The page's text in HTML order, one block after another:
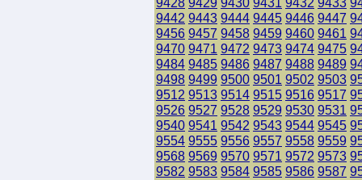
9442 9443 9444 9445 9446 9447
9456 9457 9458 9459 9460 9461
9470 9471 9472 9473 9474 9475
9484 9485 9486 9487 9488 9489
9498 9499 9500 9501 9502 9503
9512 9513 9514 9515 9516 9517
9526 9527 9528 9529 9530 9531
9540 9541 9542 9543 9544 9545
9554 9555 9556 9557 9558 9559
9568 9569 9570 9571 9572 9573
9582 9583 9584 9585 9586 9587